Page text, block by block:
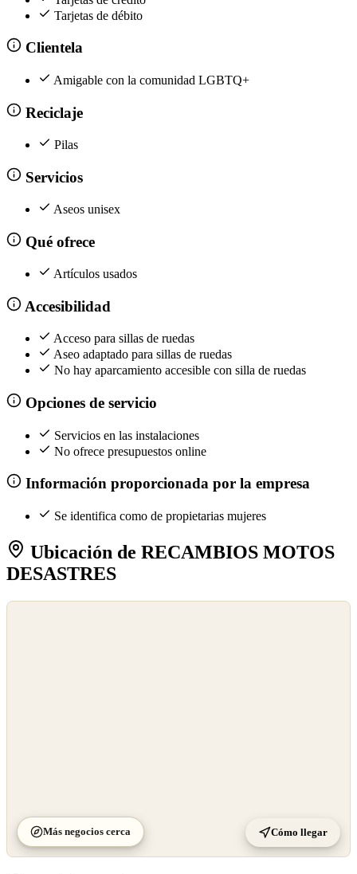
Tarjetas de débito
Clientela
Amigable con la comunidad LGBTQ+
Reciclaje
Pilas
Servicios
Aseos unisex
Qué ofrece
Artículos usados
Accesibilidad
Acceso para sillas de ruedas
Aseo adaptado para sillas de ruedas
No hay aparcamiento accesible con silla de ruedas
Opciones de servicio
Servicios en las instalaciones
No ofrece presupuestos online
Información proporcionada por la empresa
Se identifica como de propietarias mujeres
Ubicación de RECAMBIOS MOTOS
DESASTRES
Más negocios cerca Cómo llegar